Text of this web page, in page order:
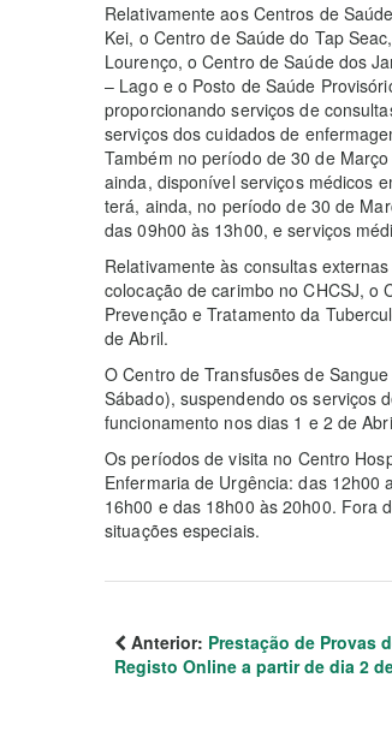
Relativamente aos Centros de
Kei, o Centro de Saúde do Tap
Lourenço, o Centro de Saúde dos
– Lago e o Posto de Saúde
proporcionando serviços de
serviços dos cuidados de
Também no período de 30 de
ainda, disponível serviços médicos
terá, ainda, no período de 30 de
das 09h00 às 13h00, e serviços
Relativamente às consultas
colocação de carimbo no CHCSJ, o
Prevenção e Tratamento da
de Abril.
O Centro de Transfusões de
Sábado), suspendendo os serviços
funcionamento nos dias 1 e 2 de
Os períodos de visita no Centro
Enfermaria de Urgência: das
16h00 e das 18h00 às 20h00. Fora
situações especiais.
Anterior: Prestação de Provas
Registo Online a partir de dia 2